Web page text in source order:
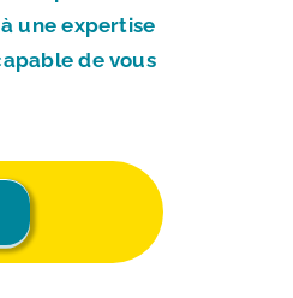
une expertise
de vous